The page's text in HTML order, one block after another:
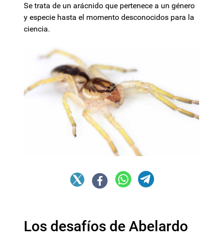
Se trata de un arácnido que pertenece a un género
y especie hasta el momento desconocidos para la
ciencia.
Los desafíos de Abelardo